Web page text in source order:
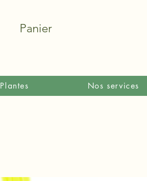
Panier
Plantes Nos services